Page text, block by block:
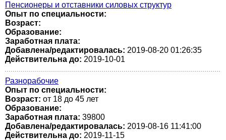
Пенсионеры и отставники силовых структур
Опыт по специальности:
Возраст:
Образование:
Заработная плата:
Добавлена/редактировалась: 2019-08-20 01:26:35
Действительна до: 2019-10-01
Разнорабочие
Опыт по специальности:
Возраст: от 18 до 45 лет
Образование:
Заработная плата: 39800
Добавлена/редактировалась: 2019-08-16 11:41:00
Действительна до: 2019-11-15